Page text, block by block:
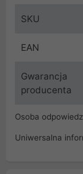
SKU
EAN
Gwarancja
producenta
Osoba
Uniwersalna